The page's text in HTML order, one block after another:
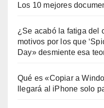
Los 10 mejores
¿Se acabó la fatiga del
motivos por los que
Day» desmiente esa
Qué es «Copiar a
llegará al iPhone solo